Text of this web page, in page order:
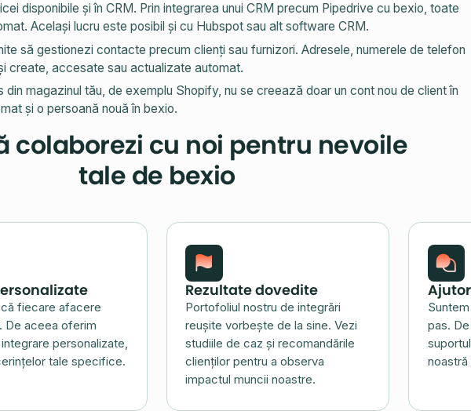
disponibile și în CRM. Prin integrarea unui CRM precum Pipedrive cu bexio, toate
Același lucru este posibil și cu Hubspot sau alt software CRM.
să gestionezi contacte precum clienți sau furnizori. Adresele, numerele de telefon
create, accesate sau actualizate automat.
magazinul tău, de exemplu Shopify, nu se creează doar un cont nou de client în
și o persoană nouă în bexio.
colaborezi cu noi pentru nevoile
tale de bexio
fiecare afacere
De aceea oferim
personalizate,
tale specifice.
Rezultate dovedite
Portofoliul nostru de integrări
reușite vorbește de la sine. Vezi
studiile de caz și recomandările
clienților pentru a observa
impactul muncii noastre.
pas.